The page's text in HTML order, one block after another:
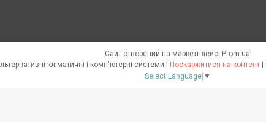
Сайт створений на маркетплейсі Prom.ua
Поскаржитися на контент
Select Language ▼